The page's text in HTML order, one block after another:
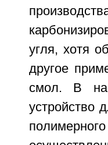
угля, хотя
другое
смол. В
устройство